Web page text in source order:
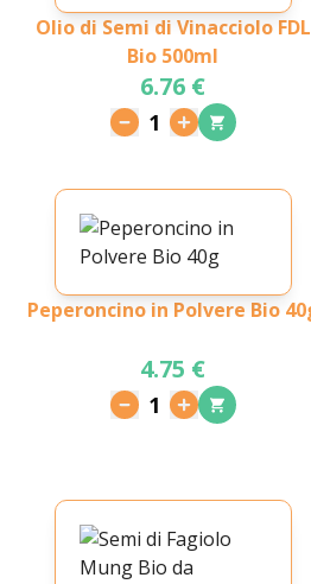
Olio di Semi di Vinacciolo FDL
Bio 500ml
6.76 €
1
Peperoncino in Polvere Bio
4.75 €
1